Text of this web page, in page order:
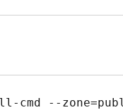
cmd --